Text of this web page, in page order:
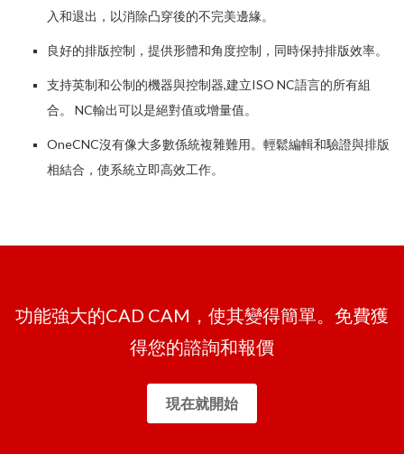
入和退出，以消除凸穿後的不完美邊緣。
良好的排版控制，提供形體和角度控制，同時保持排版效率。
支持英制和公制的機器與控制器,建立ISO NC語言的所有組
合。 NC輸出可以是絕對值或增量值。
OneCNC沒有像大多數係統複雜難用。輕鬆編輯和驗證與排版
相結合，使系統立即高效工作。
功能強大的CAD CAM，使其變得簡單。免費獲
得您的諮詢和報價
現在就開始